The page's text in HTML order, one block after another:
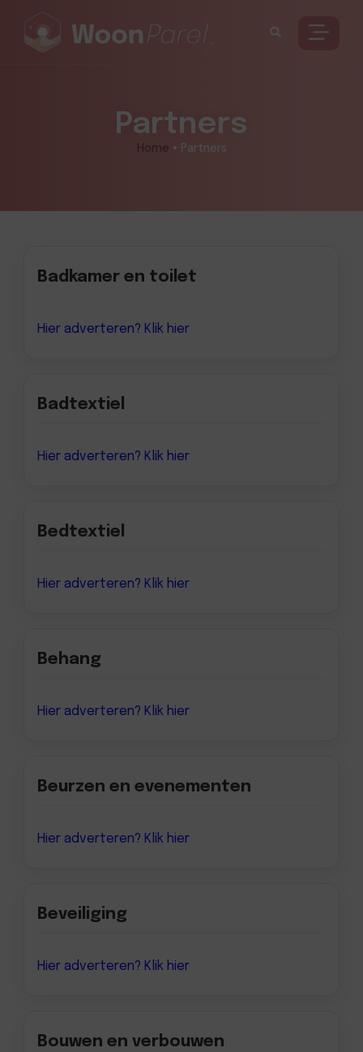
Partners
Home • Partners
Badkamer en toilet
Hier adverteren? Klik hier
Badtextiel
Hier adverteren? Klik hier
Bedtextiel
Hier adverteren? Klik hier
Behang
Hier adverteren? Klik hier
Beurzen en evenementen
Hier adverteren? Klik hier
Beveiliging
Hier adverteren? Klik hier
Bouwen en verbouwen